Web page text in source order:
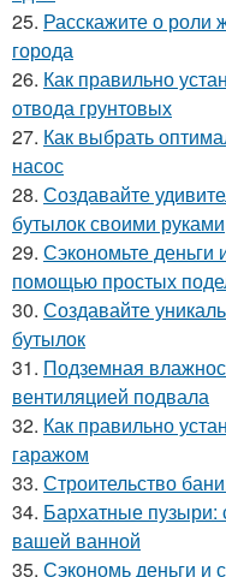
25. Расскажите о роли
города
26. Как правильно
отвода грунтовых
27. Как выбрать
насос
28. Создавайте
бутылок своими руками
29. Сэкономьте
помощью простых
30. Создавайте
бутылок
31. Подземная
вентиляцией подвала
32. Как правильно
гаражом
33. Строительство
34. Бархатные пузыри:
вашей ванной
35. Сэкономь деньги и